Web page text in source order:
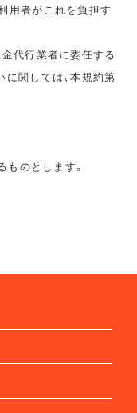
用者がこれを負担す
代行業者に委任する
に関しては、本規約第
のとします。